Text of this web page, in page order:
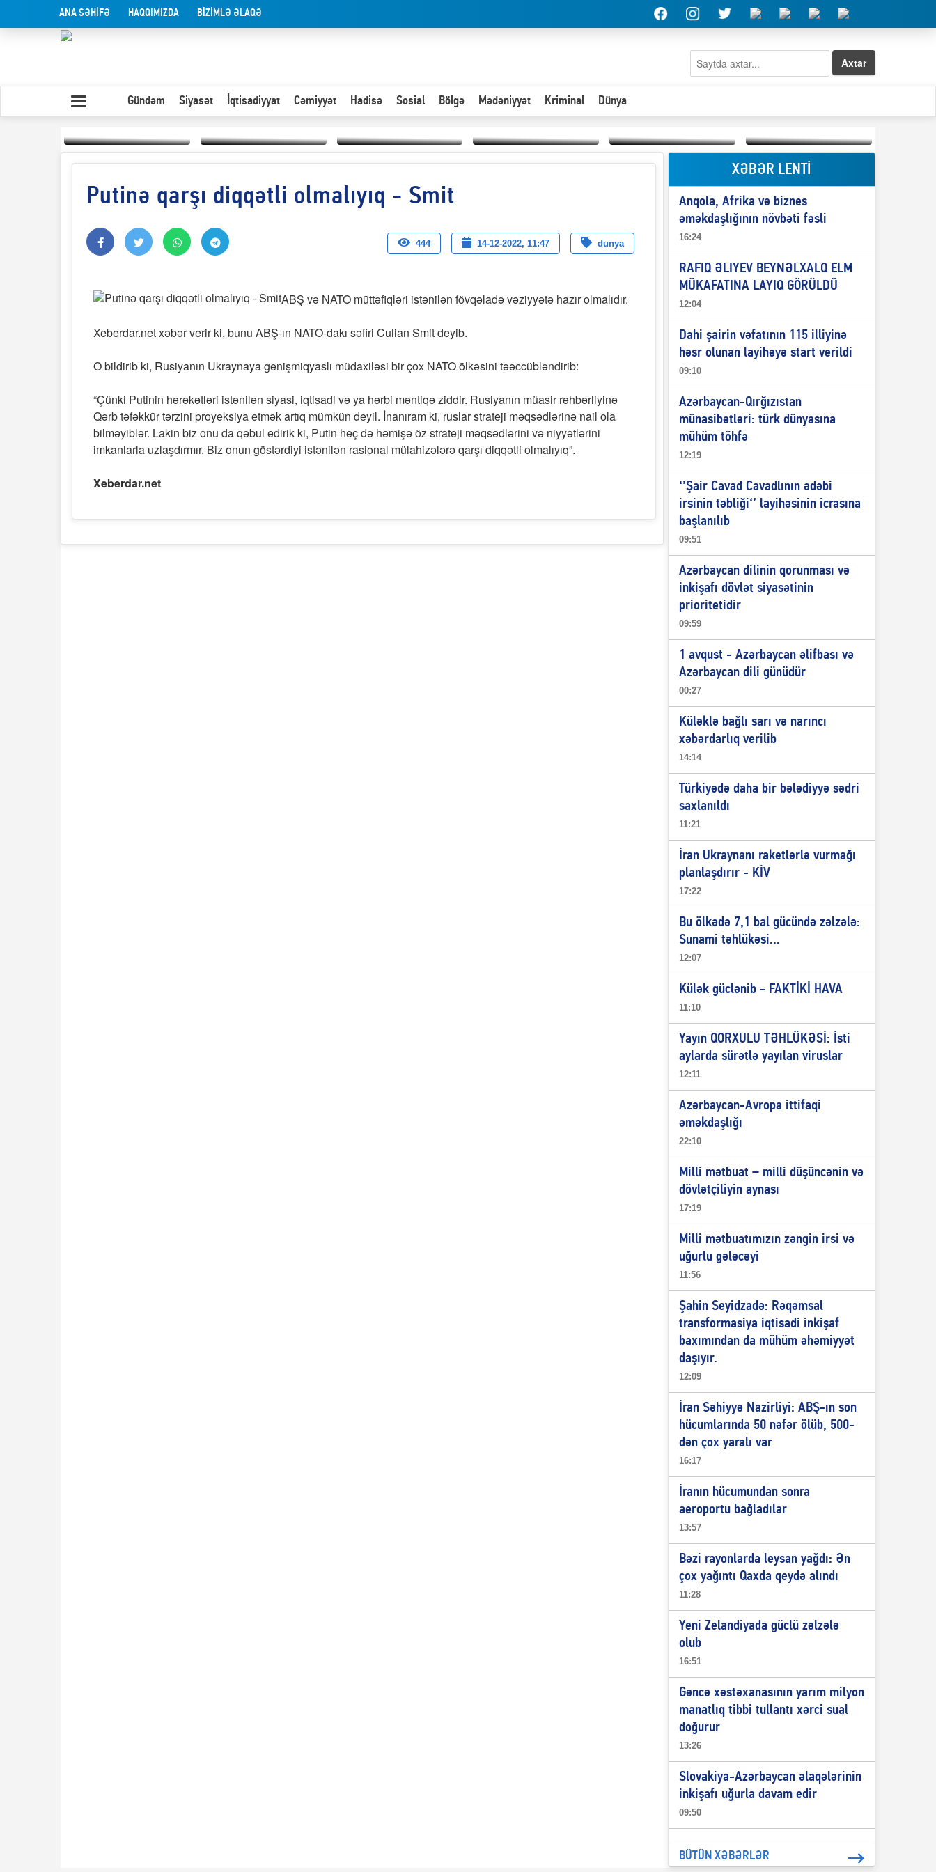
ANA SƏHİFƏ HAQQIMIZDA BİZİMLƏ ƏLAQƏ
Axtar
Gündəm Siyasət İqtisadiyyat Cəmiyyət Hadisə Sosial Bölgə Mədəniyyət Kriminal Dünya
Yaxın Şərqdəki
müharibənin qısa Olduğu kimi görünən
Paytaxta giriş vizası —
"Xoş gəldin, cibində
“Qeyri-səlis məntiq və
dil-nitq” elmimizə
Elşad Abdullayevin
erməniləri
maliyyələşdirən oğlu
niyə Azərbaycana
ekstradisiya olunmur?
Putinə qarşı diqqətli olmalıyıq - Smit
444 14-12-2022, 11:47 dunya
ABŞ və NATO müttəfiqləri istənilən fövqəladə vəziyyətə hazır olmalıdır.
Xeberdar.net xəbər verir ki, bunu ABŞ-ın NATO-dakı səfiri Culian Smit deyib.
O bildirib ki, Rusiyanın Ukraynaya genişmiqyaslı müdaxiləsi bir çox NATO ölkəsini təəccübləndirib:
“Çünki Putinin hərəkətləri istənilən siyasi, iqtisadi və ya hərbi məntiqə ziddir. Rusiyanın müasir rəhbərliyinə
Qərb təfəkkür tərzini proyeksiya etmək artıq mümkün deyil. İnanıram ki, ruslar strateji məqsədlərinə nail ola
bilməyiblər. Lakin biz onu da qəbul edirik ki, Putin heç də həmişə öz strateji məqsədlərini və niyyətlərini
imkanlarla uzlaşdırmır. Biz onun göstərdiyi istənilən rasional mülahizələrə qarşı diqqətli olmalıyıq”.
Xeberdar.net
XƏBƏR LENTİ
Anqola, Afrika və biznes
əməkdaşlığının növbəti fəsli
16:24
RAFIQ ƏLIYEV BEYNƏLXALQ ELM
MÜKAFATINA LAYIQ GÖRÜLDÜ
12:04
Dahi şairin vəfatının 115 illiyinə
həsr olunan layihəyə start verildi
09:10
Azərbaycan-Qırğızıstan
münasibətləri: türk dünyasına
mühüm töhfə
12:19
‘’Şair Cavad Cavadlının ədəbi
irsinin təbliği‘’ layihəsinin icrasına
başlanılıb
09:51
Azərbaycan dilinin qorunması və
inkişafı dövlət siyasətinin
prioritetidir
09:59
1 avqust - Azərbaycan əlifbası və
Azərbaycan dili günüdür
00:27
Küləklə bağlı sarı və narıncı
xəbərdarlıq verilib
14:14
Türkiyədə daha bir bələdiyyə sədri
saxlanıldı
11:21
İran Ukraynanı raketlərlə vurmağı
planlaşdırır - KİV
17:22
Bu ölkədə 7,1 bal gücündə zəlzələ:
Sunami təhlükəsi...
12:07
Külək güclənib - FAKTİKİ HAVA
11:10
Yayın QORXULU TƏHLÜKƏSİ: İsti
aylarda sürətlə yayılan viruslar
12:11
Azərbaycan-Avropa ittifaqi
əməkdaşlığı
22:10
Milli mətbuat – milli düşüncənin və
dövlətçiliyin aynası
17:19
Milli mətbuatımızın zəngin irsi və
uğurlu gələcəyi
11:56
Şahin Seyidzadə: Rəqəmsal
transformasiya iqtisadi inkişaf
baxımından da mühüm əhəmiyyət
daşıyır.
12:09
İran Səhiyyə Nazirliyi: ABŞ-ın son
hücumlarında 50 nəfər ölüb, 500-
dən çox yaralı var
16:17
İranın hücumundan sonra
aeroportu bağladılar
13:57
Bəzi rayonlarda leysan yağdı: Ən
çox yağıntı Qaxda qeydə alındı
11:28
Yeni Zelandiyada güclü zəlzələ
olub
16:51
Gəncə xəstəxanasının yarım milyon
manatlıq tibbi tullantı xərci sual
doğurur
13:26
Slovakiya-Azərbaycan əlaqələrinin
inkişafı uğurla davam edir
09:50
BÜTÜN XƏBƏRLƏR